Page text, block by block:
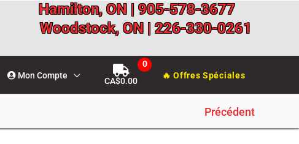
Hamilton, ON | 905-578-3677
Woodstock, ON | 226-330-0261
Mon Compte
CA$0.00
🔥 Offres Spéciales
Précédent